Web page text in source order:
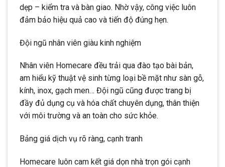
dẹp – kiểm tra và bàn giao. Nhờ vậy, công việc luôn
đảm bảo hiệu quả cao và tiến độ đúng hẹn.
Đội ngũ nhân viên giàu kinh nghiệm
Nhân viên Homecare đều trải qua đào tạo bài bản,
am hiểu kỹ thuật vệ sinh từng loại bề mặt như sàn gỗ,
kính, inox, gạch men… Đội ngũ cũng được trang bị
đầy đủ dụng cụ và hóa chất chuyên dụng, thân thiện
với môi trường và an toàn cho sức khỏe.
Bảng giá dịch vụ rõ ràng, cạnh tranh
Homecare luôn cam kết giá dọn nhà trọn gói cạnh